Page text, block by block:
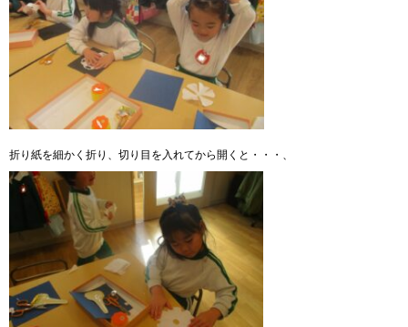
折り紙を細かく折り、切り目を入れてから開くと・・・、